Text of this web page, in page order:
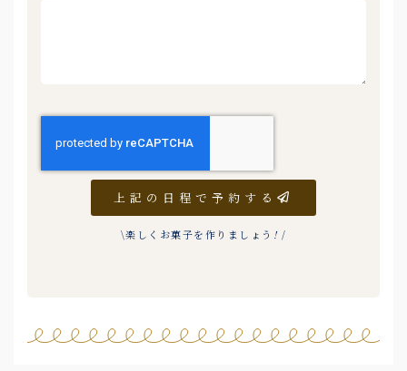
上記の日程で予約する
\楽しくお菓子を作りましょう !/